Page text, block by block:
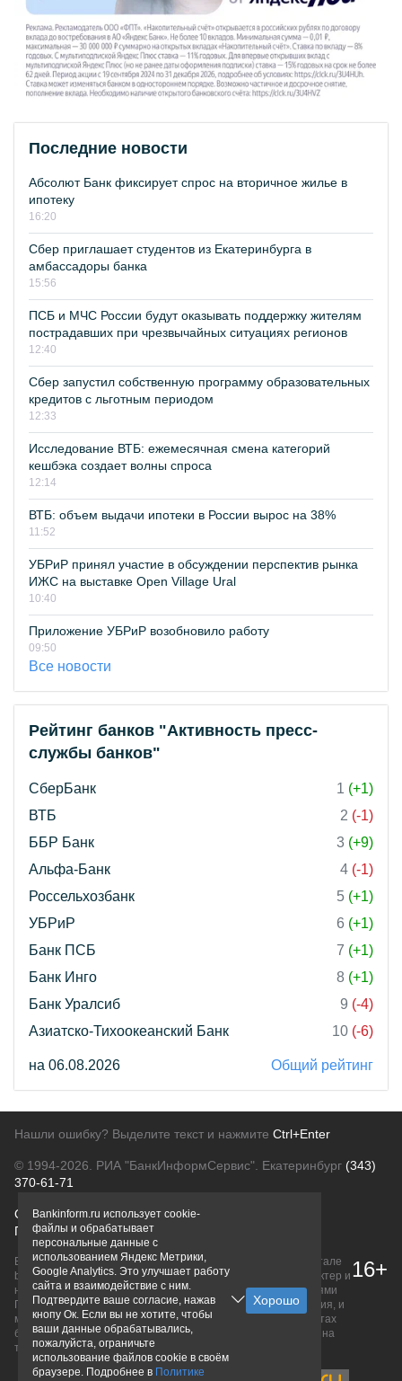
Последние новости
Абсолют Банк фиксирует спрос на вторичное жилье в
ипотеку
16:20
Сбер приглашает студентов из Екатеринбурга в
амбассадоры банка
15:56
ПСБ и МЧС России будут оказывать поддержку жителям
пострадавших при чрезвычайных ситуациях регионов
12:40
Сбер запустил собственную программу образовательных
кредитов с льготным периодом
12:33
Исследование ВТБ: ежемесячная смена категорий
кешбэка создает волны спроса
12:14
ВТБ: объем выдачи ипотеки в России вырос на 38%
11:52
УБРиР принял участие в обсуждении перспектив рынка
ИЖС на выставке Open Village Ural
10:40
Приложение УБРиР возобновило работу
09:50
Все новости
Рейтинг банков "Активность пресс-
службы банков"
СберБанк 1 (+1)
ВТБ
2 (-1)
ББР Банк
3 (+9)
Альфа-Банк
4 (-1)
Россельхозбанк
5 (+1)
УБРиР
6 (+1)
Банк ПСБ
7 (+1)
Банк Инго
8 (+1)
Банк Уралсиб
9 (-4)
Азиатско-Тихоокеанский Банк
10 (-6)
на 06.08.2026 Общий рейтинг
Нашли ошибку? Выделите текст и нажмите Ctrl+Enter
© 1994-2026. РИА "БанкИнформСервис". Екатеринбург (343)
370-61-71
О проектеПолитика конфиденциальности
Правовая информацияДля рекламодателей
Вся информация о продуктах банков, размещенная на портале
bankinform.ru, носит исключительно ознакомительный характер и
не является публичной офертой, определяемой положениями
ГК РФ. Информация не содержит точного и полного описания, и
может быть изменена. Конечные условия уточняйте на сайтах
банков или при личном обращении. Исключительное право на
товарные знаки принадлежит их правообладателям.
16+
Bankinform.ru использует cookie-
файлы и обрабатывает
персональные данные с
использованием Яндекс Метрики,
Google Analytics. Это улучшает работу
сайта и взаимодействие с ним.
Подтвердите ваше согласие, нажав
кнопу Ок. Если вы не хотите, чтобы
ваши данные обрабатывались,
пожалуйста, ограничьте
использование файлов cookie в своём
браузере. Подробнее в Политике